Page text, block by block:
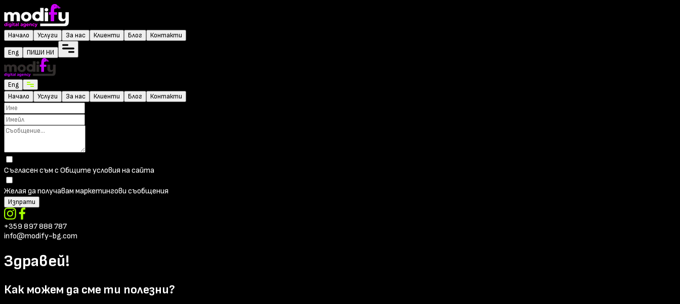
Начало Услуги За нас Клиенти Блог Контакти
Eng ПИШИ НИ
Eng
Начало
Услуги За нас Клиенти Блог Контакти
Съгласен съм с Общите условия на сайта
Желая да получавам маркетингови съобщения
Изпрати
+359 897 888 787
info@modify-bg.com
Здравей!
Как можем да сме ти полезни?